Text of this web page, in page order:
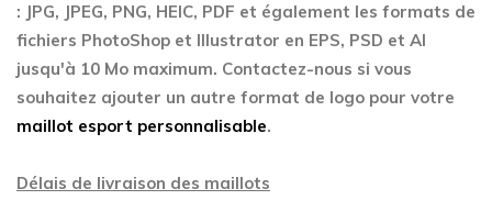
: JPG, JPEG, PNG, HEIC, PDF et également les formats de
fichiers PhotoShop et Illustrator en EPS, PSD et AI
jusqu'à 10 Mo maximum. Contactez-nous si vous
souhaitez ajouter un autre format de logo pour votre
maillot esport personnalisable.
Délais de livraison des maillots